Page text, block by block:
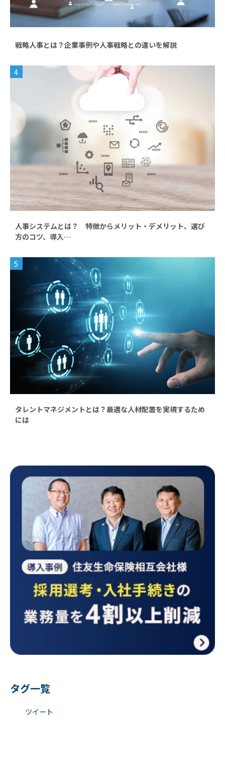
戦略人事とは？企業事例や人事戦略との違いを解説
4
人事システムとは？ 特徴からメリット・デメリット、選び
方のコツ、導入…
5
タレントマネジメントとは？最適な人材配置を実現するため
には
タグ一覧
ツイート